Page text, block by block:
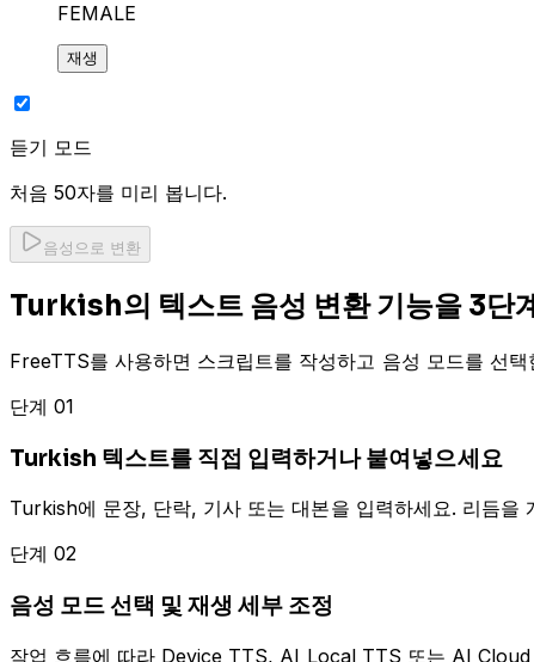
FEMALE
재생
듣기 모드
처음 50자를 미리 봅니다.
음성으로 변환
Turkish의 텍스트 음성 변환 기능을 3단
FreeTTS를 사용하면 스크립트를 작성하고 음성 모드를 선
단계 01
Turkish 텍스트를 직접 입력하거나 붙여넣으세요
Turkish에 문장, 단락, 기사 또는 대본을 입력하세요. 리듬을
단계 02
음성 모드 선택 및 재생 세부 조정
작업 흐름에 따라 Device TTS, AI Local TTS 또는 AI